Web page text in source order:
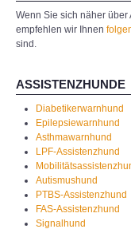
Wenn Sie sich näher über
empfehlen wir Ihnen
sind.
ASSISTENZHUNDE
Diabetikerwarnhund
Epilepsiewarnhund
Asthmawarnhund
LPF-Assistenzhund
Autismushund
PTBS-Assistenzhund
FAS-Assistenzhund
Signalhund